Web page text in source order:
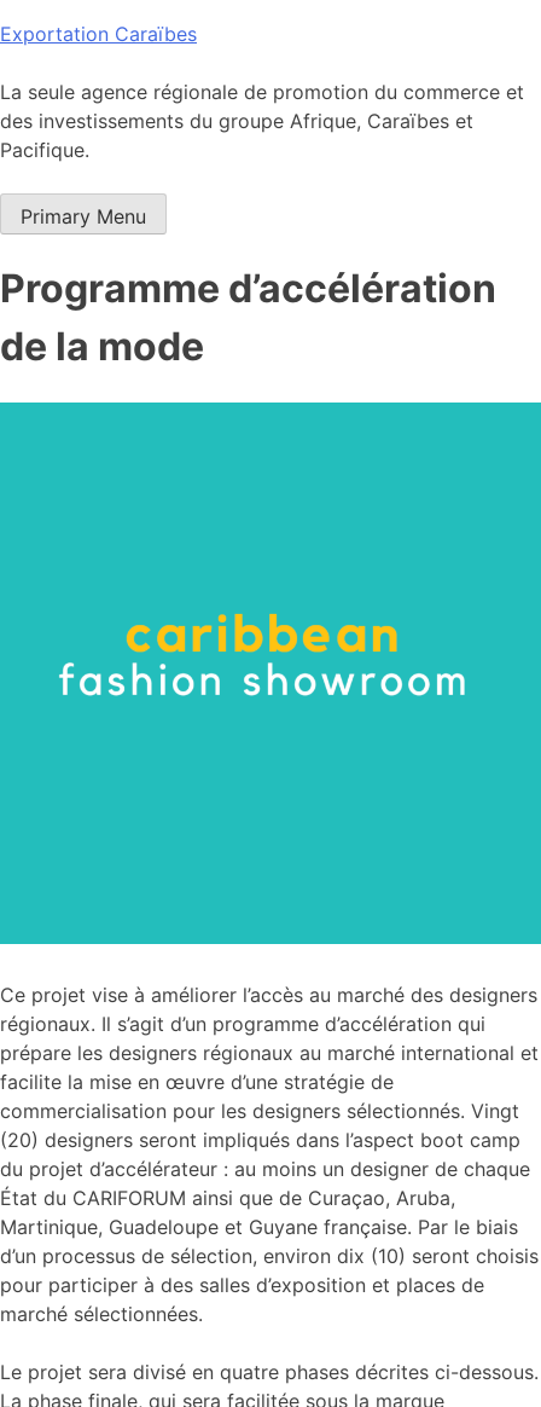
Skip
content
Exportation Caraïbes
La seule agence régionale de promotion du commerce et
des investissements du groupe Afrique, Caraïbes et
Pacifique.
Primary Menu
Programme d’accélération
de la mode
Ce projet vise à améliorer l’accès au marché des designers
régionaux. Il s’agit d’un programme d’accélération qui
prépare les designers régionaux au marché international et
facilite la mise en œuvre d’une stratégie de
commercialisation pour les designers sélectionnés. Vingt
(20) designers seront impliqués dans l’aspect boot camp
du projet d’accélérateur : au moins un designer de chaque
État du CARIFORUM ainsi que de Curaçao, Aruba,
Martinique, Guadeloupe et Guyane française. Par le biais
d’un processus de sélection, environ dix (10) seront choisis
pour participer à des salles d’exposition et places de
marché sélectionnées.
Le projet sera divisé en quatre phases décrites ci-dessous.
La phase finale, qui sera facilitée sous la marque